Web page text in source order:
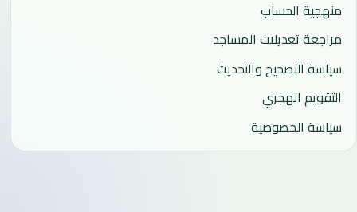
منهجية الحساب
مراجعة تعديلات المساجد
سياسة التصحيح والتحديث
التقويم الهجري
سياسة الخصوصية